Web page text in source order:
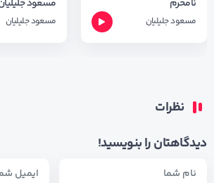
نامحرم
مسعود جلیلیان مسعود جلیلیان
نظرات
دیدگاهتان را بنویسید!